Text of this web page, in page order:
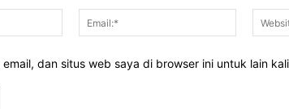
Nama:*
Email:*
email, dan situs web saya di browser ini untuk lain